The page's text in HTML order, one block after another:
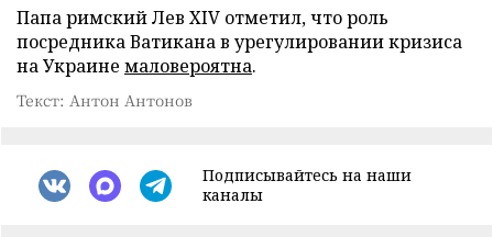
Папа римский Лев XIV отметил, что роль
посредника Ватикана в урегулировании кризиса
на Украине маловероятна.
Текст: Антон Антонов
Подписывайтесь на наши
каналы